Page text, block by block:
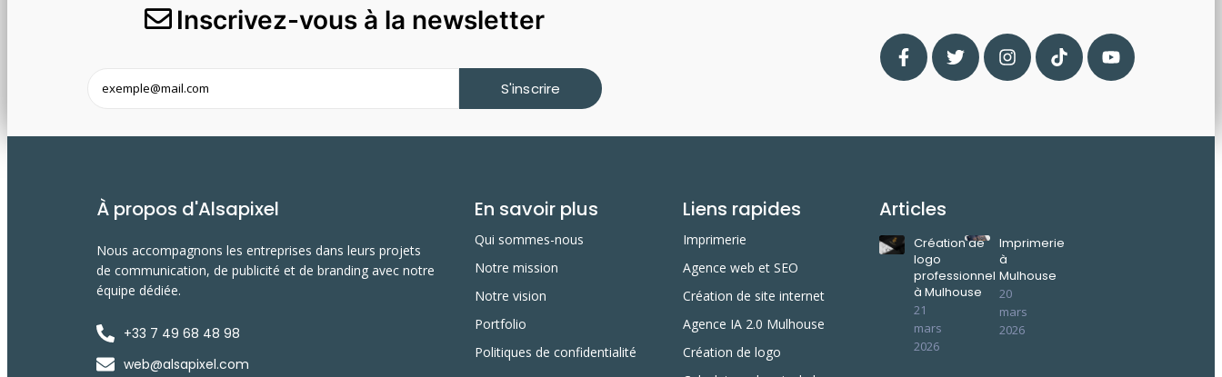
Inscrivez-vous à la newsletter
S'inscrire
À propos d'Alsapixel
Nous accompagnons les entreprises dans leurs projets
de communication, de publicité et de branding avec notre
équipe dédiée.
+33 7 49 68 48 98
web@alsapixel.com
En savoir plus
Qui sommes-nous
Notre mission
Notre vision
Portfolio
Politiques de confidentialité
Liens rapides
Imprimerie
Agence web et SEO
Création de site internet
Agence IA 2.0 Mulhouse
Création de logo
Articles
Création de
logo
professionnel
à Mulhouse
21
mars
2026
Imprimerie
à
Mulhouse
20
mars
2026